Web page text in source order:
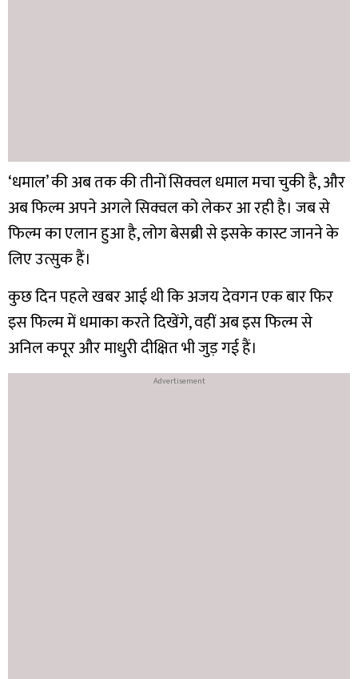
‘धमाल’ की अब तक की तीनों सिक्वल धमाल मचा चुकी है, और
अब फिल्म अपने अगले सिक्वल को लेकर आ रही है। जब से
फिल्म का एलान हुआ है, लोग बेसब्री से इसके कास्ट जानने के
लिए उत्सुक हैं।
कुछ दिन पहले खबर आई थी कि अजय देवगन एक बार फिर
इस फिल्म में धमाका करते दिखेंगे, वहीं अब इस फिल्म से
अनिल कपूर और माधुरी दीक्षित भी जुड़ गई हैं।